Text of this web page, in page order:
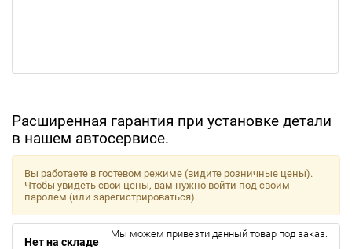
Расширенная гарантия при установке детали
в нашем автосервисе.
Вы работаете в гостевом режиме (видите розничные цены).
Чтобы увидеть свои цены, вам нужно войти под своим
паролем (или зарегистрироваться).
Нет на складе
Мы можем привезти данный товар под заказ.